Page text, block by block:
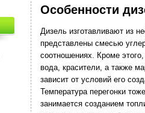
Особенности
Дизель изготавливают из
представлены смесью
соотношениях. Кроме
вода, красители, а также
зависит от условий его
Температура перегонки
занимается созданием